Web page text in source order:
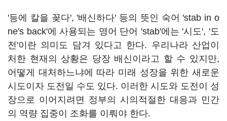
'등에 칼을 꽂다', '배신하다' 등의 뜻인 숙어 'stab in o
ne's back'에 사용되는 영어 단어 'stab'에는 '시도', '도
전'이란 의미도 담겨 있다고 한다. 우리나라 산업이
처한 현재의 상황은 당장 배신이라고 할 수 있지만,
어떻게 대처하느냐에 따라 미래 성장을 위한 새로운
시도이자 도전일 수도 있다. 이러한 시도와 도전이 성
장으로 이어지려면 정부의 시의적절한 대응과 민간
의 역량 집중이 조화를 이뤄야 한다.